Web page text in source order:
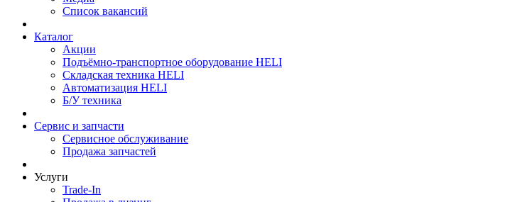
Список вакансий
Каталог
Акции
Подъёмно-транспортное оборудование HELI
Складская техника HELI
Автоматизация HELI
Б/У техника
Сервис и запчасти
Сервисное обслуживание
Продажа запчастей
Услуги
Trade-In